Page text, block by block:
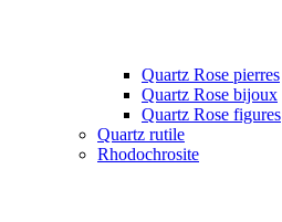
Quartz Rose pierres
Quartz Rose bijoux
Quartz Rose figures
Quartz rutile
Rhodochrosite